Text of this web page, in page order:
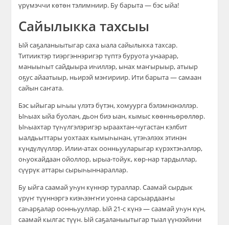
үрүмэччи көтөн тэлимниир. Бу барыта — бэс ыйа!
Сайылыкка тахсыы
Ый саҕаланыытыгар саха ыала сайылыкка тахсар.
Титииктэр тиэргэннэригэр түптэ буруота унаарар,
маныыһыт сайдыыра иһиллэр, ынах маҥырыыр, атыыр
оҕус айаатыыр, ньирэй мэҥириир. Ити барыта — самаан
сайын саҥата.
Бэс ыйыгар ыһыы үлэтэ бүтэн, хомуурга бэлэмнэнэллэр.
Ыһыах ыйа буолан, дьон биэ ыан, кымыс көөнньөрөллөр.
Ыһыахтар түһүлгэлэригэр ыраахтан-чугастан кэлбит
ыалдьыттары уохтаах кымыһынан, үтэһэлээх этинэн
күндүлүүллэр. Илии-атах оонньууларыгар күрэхтэһэллэр,
оһуокайдаан ойоллор, ырыа-тойук, көр-нар тардыллар,
сүүрүк аттары сырыһыннараллар.
Бу ыйга саамай уһун күннэр тураллар. Саамай сырдык
үрүҥ түүннэргэ киэһээҥҥи уонна сарсыардааҥы
саһарҕалар оонньууллар. Ый 21-с күнэ — саамай уһун күн,
саамай кылгас түүн. Ый саҕаланыытыгар тыал үүнээйини